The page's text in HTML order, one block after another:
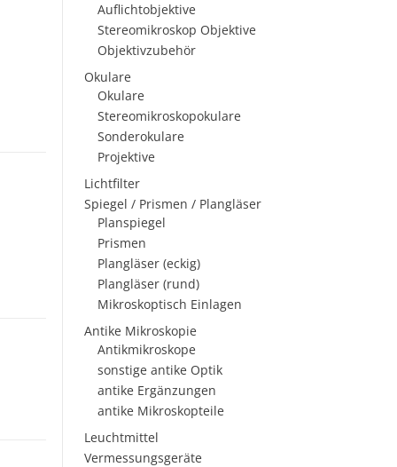
Auflichtobjektive
Stereomikroskop Objektive
Objektivzubehör
Okulare
Okulare
Stereomikroskopokulare
Sonderokulare
Projektive
Lichtfilter
Spiegel / Prismen / Plangläser
Planspiegel
Prismen
Plangläser (eckig)
Plangläser (rund)
Mikroskoptisch Einlagen
Antike Mikroskopie
Antikmikroskope
sonstige antike Optik
antike Ergänzungen
antike Mikroskopteile
Leuchtmittel
Vermessungsgeräte